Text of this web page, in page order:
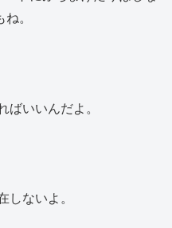
。
いいんだよ。
ないよ。